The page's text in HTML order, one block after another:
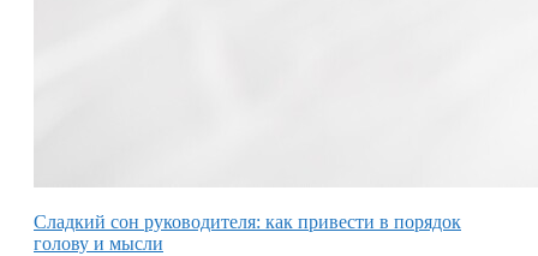
Сладкий сон руководителя: как привести в порядок
голову и мысли